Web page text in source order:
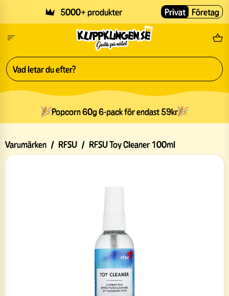
5000+ produkter Fri
Privat Företag
Popcorn 60g 6-pack för endast 59kr
Varumärken / RFSU / RFSU Toy Cleaner 100ml